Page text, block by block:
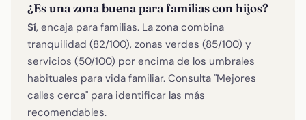
¿Es una zona buena para familias con hijos?
Sí, encaja para familias. La zona combina
tranquilidad (82/100), zonas verdes (85/100) y
servicios (50/100) por encima de los umbrales
habituales para vida familiar. Consulta "Mejores
calles cerca" para identificar las más
recomendables.